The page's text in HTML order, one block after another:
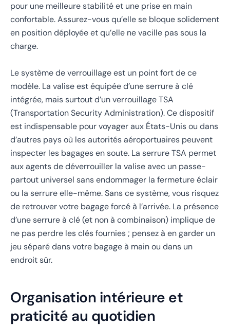
pour une meilleure stabilité et une prise en main
confortable. Assurez-vous qu’elle se bloque solidement
en position déployée et qu’elle ne vacille pas sous la
charge.
Le système de verrouillage est un point fort de ce
modèle. La valise est équipée d’une serrure à clé
intégrée, mais surtout d’un verrouillage TSA
(Transportation Security Administration). Ce dispositif
est indispensable pour voyager aux États-Unis ou dans
d’autres pays où les autorités aéroportuaires peuvent
inspecter les bagages en soute. La serrure TSA permet
aux agents de déverrouiller la valise avec un passe-
partout universel sans endommager la fermeture éclair
ou la serrure elle-même. Sans ce système, vous risquez
de retrouver votre bagage forcé à l’arrivée. La présence
d’une serrure à clé (et non à combinaison) implique de
ne pas perdre les clés fournies ; pensez à en garder un
jeu séparé dans votre bagage à main ou dans un
endroit sûr.
Organisation intérieure et
praticité au quotidien